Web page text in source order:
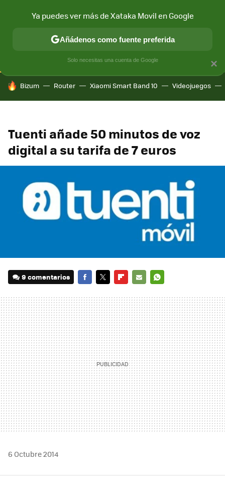
CONECTIVIDAD MÓVIL Y SOCIEDAD APLICACIONES
HOY SE HABLA DE
Bizum Router Xiaomi Smart Band 10 Videojuegos
Tuenti añade 50 minutos de voz
digital a su tarifa de 7 euros
9 comentarios
MAIL
6 Octubre 2014
×
Ya puedes ver más de Xataka Movil en Google
Añádenos como fuente preferida
Solo necesitas una cuenta de Google